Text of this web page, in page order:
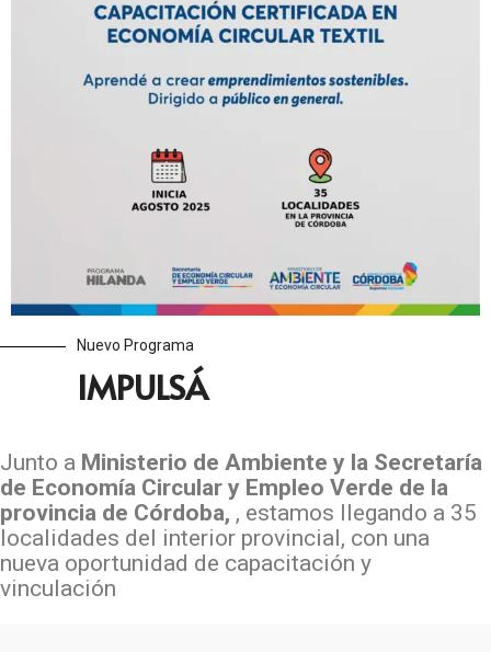
Nuevo Programa
IMPULSÁ
Junto a Ministerio de Ambiente y la Secretaría
de Economía Circular y Empleo Verde de la
provincia de Córdoba, , estamos llegando a 35
localidades del interior provincial, con una
nueva oportunidad de capacitación y
vinculación